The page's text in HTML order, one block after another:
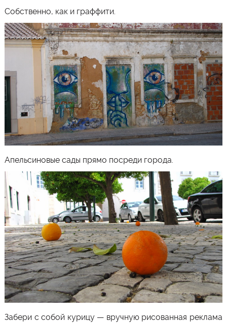
Собственно, как и граффити.
Апельсиновые сады прямо посреди города.
Забери с собой курицу — вручную рисованная реклама